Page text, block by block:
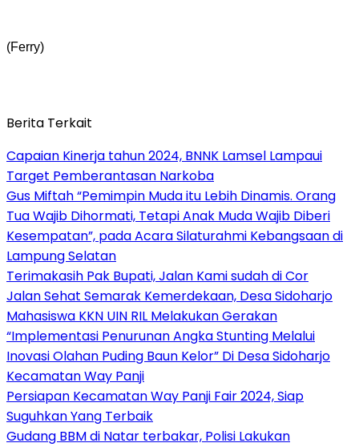
(Ferry)
Berita Terkait
Capaian Kinerja tahun 2024, BNNK Lamsel Lampaui
Target Pemberantasan Narkoba
Gus Miftah “Pemimpin Muda itu Lebih Dinamis. Orang
Tua Wajib Dihormati, Tetapi Anak Muda Wajib Diberi
Kesempatan”, pada Acara Silaturahmi Kebangsaan di
Lampung Selatan
Terimakasih Pak Bupati, Jalan Kami sudah di Cor
Jalan Sehat Semarak Kemerdekaan, Desa Sidoharjo
Mahasiswa KKN UIN RIL Melakukan Gerakan
“Implementasi Penurunan Angka Stunting Melalui
Inovasi Olahan Puding Baun Kelor” Di Desa Sidoharjo
Kecamatan Way Panji
Persiapan Kecamatan Way Panji Fair 2024, Siap
Suguhkan Yang Terbaik
Gudang BBM di Natar terbakar, Polisi Lakukan